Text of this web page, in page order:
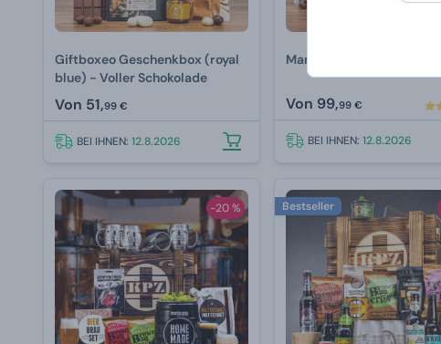
Giftboxeo Geschenkbox (royal
blue) - Voller Schokolade
Von 51,99 €
BEI IHNEN: 12.8.2026
Manboxeo voller Fleisches
Von 99,99 €
BEI IHNEN: 12.8.2026
-20 % Bestseller